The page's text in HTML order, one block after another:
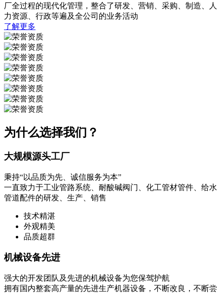
厂全过程的现代化管理，整合了研发、营销、采购、制造、人
力资源、行政等遍及全公司的业务活动
了解更多
为什么选择我们？
大规模源头工厂
秉持“以品质为先、诚信服务为本”
一直致力于工业管路系统、耐酸碱阀门、化工管材管件、给水
管道配件的研发、生产、销售
技术精湛
外观精美
品质超群
机械设备先进
强大的开发团队及先进的机械设备为您保驾护航
拥有国内整套高产量的先进生产机器设备，不断改良，不断尝